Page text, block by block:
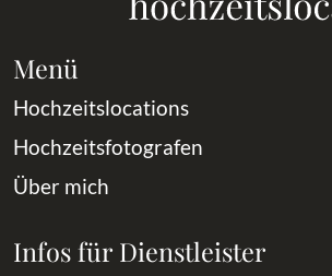
Menü
Hochzeitslocations
Hochzeitsfotografen
Über mich
Infos für Dienstleister